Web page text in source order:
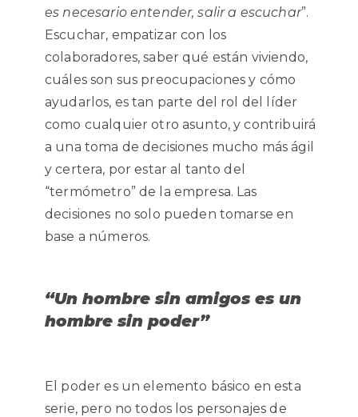
es necesario entender, salir a escuchar”.
Escuchar, empatizar con los
colaboradores, saber qué están viviendo,
cuáles son sus preocupaciones y cómo
ayudarlos, es tan parte del rol del líder
como cualquier otro asunto, y contribuirá
a una toma de decisiones mucho más ágil
y certera, por estar al tanto del
“termómetro” de la empresa. Las
decisiones no solo pueden tomarse en
base a números.
“Un hombre sin amigos es un
hombre sin poder”
El poder es un elemento básico en esta
serie, pero no todos los personajes de